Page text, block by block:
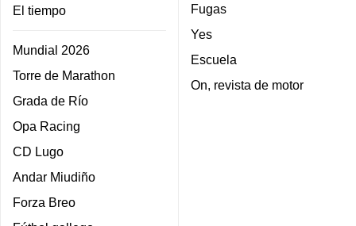
El tiempo
Mundial 2026
Torre de Marathon
Grada de Río
Opa Racing
CD Lugo
Andar Miudiño
Forza Breo
Fugas
Yes
Escuela
On, revista de motor